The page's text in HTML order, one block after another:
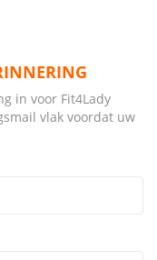
in voor Fit4Lady
vlak voordat uw